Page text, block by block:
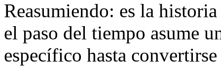
Reasumiendo: es la
el paso del tiempo asume
específico hasta